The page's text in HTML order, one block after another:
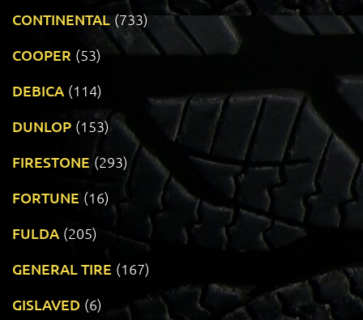
CONTINENTAL (733)
COOPER (53)
DEBICA (114)
DUNLOP (153)
FIRESTONE (293)
FORTUNE (16)
FULDA (205)
GENERAL TIRE (167)
GISLAVED (6)